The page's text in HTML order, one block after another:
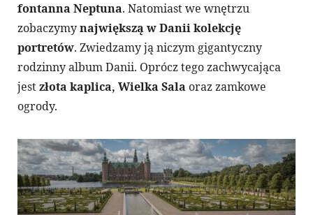
fontanna Neptuna. Natomiast we wnętrzu
zobaczymynajwiększą w Danii kolekcję
portretów. Zwiedzamy ją niczym gigantyczny
rodzinny album Danii. Oprócz tego zachwycająca
jestzłota kaplica, Wielka Sala oraz zamkowe
ogrody.